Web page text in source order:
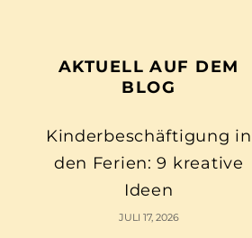
AKTUELL AUF DEM
BLOG
Kinderbeschäftigung in
den Ferien: 9 kreative
Ideen
JULI 17, 2026